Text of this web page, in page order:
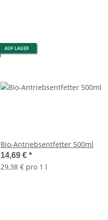
AUF LAGER
Bio-Antriebsentfetter 500ml
14,69 € *
29,38 € pro 1 l